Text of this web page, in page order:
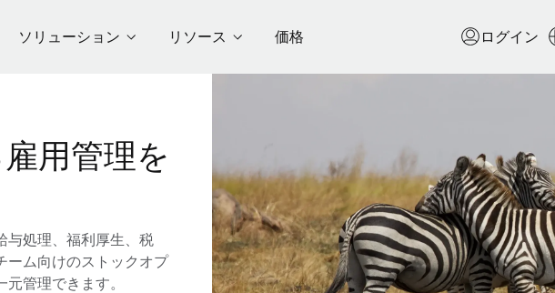
ソリューション リソース 価格 ログイン
用管理を
与処理、福利厚生、税
ーム向けのストックオプ
管理できます。